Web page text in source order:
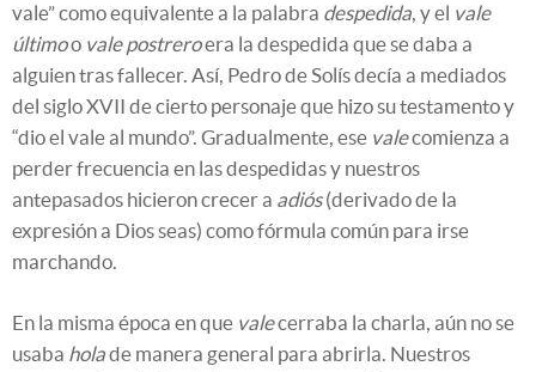
vale” como equivalente a la palabra despedida, y el vale
últimoo vale postreroera la despedida que se daba a
alguien tras fallecer. Así, Pedro de Solís decía a mediados
del siglo XVII de cierto personaje que hizo su testamento y
“dio el vale al mundo”. Gradualmente, ese valecomienza a
perder frecuencia en las despedidas y nuestros
antepasados hicieron crecer a adiós(derivado de la
expresión a Dios seas) como fórmula común para irse
marchando.
En la misma época en que valecerraba la charla, aún no se
usaba holade manera general para abrirla. Nuestros